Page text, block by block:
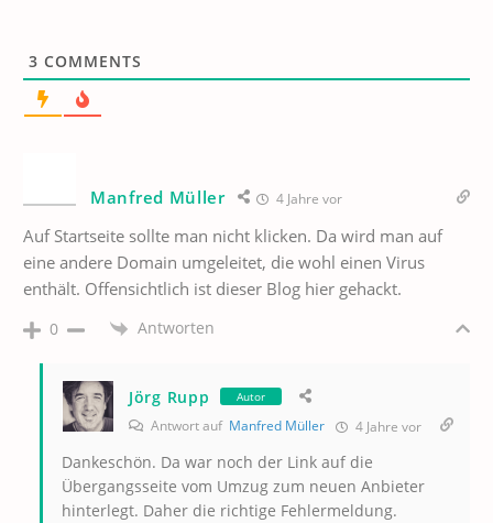
3 COMMENTS
Manfred Müller 4 Jahre vor
Auf Startseite sollte man nicht klicken. Da wird man auf
eine andere Domain umgeleitet, die wohl einen Virus
enthält. Offensichtlich ist dieser Blog hier gehackt.
0 Antworten
Jörg Rupp Autor
Antwort auf Manfred Müller 4 Jahre vor
Dankeschön. Da war noch der Link auf die
Übergangsseite vom Umzug zum neuen Anbieter
hinterlegt. Daher die richtige Fehlermeldung.